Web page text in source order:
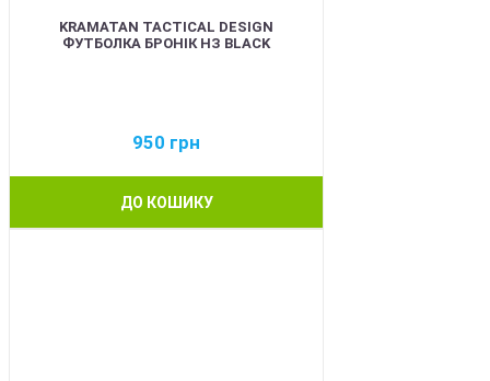
KRAMATAN TACTICAL DESIGN
ФУТБОЛКА БРОНІК НЗ BLACK
950 грн
ДО КОШИКУ